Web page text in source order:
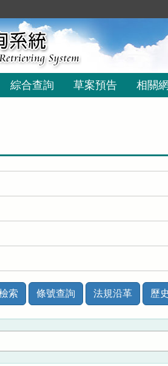
綜合查詢 草案預告 相關
索 條號查詢 法規沿革 歷